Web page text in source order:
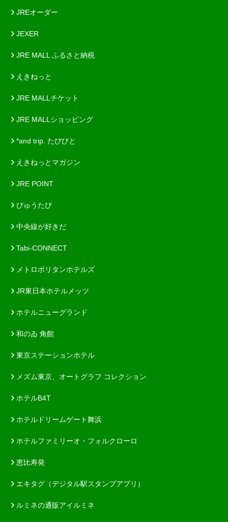
JREオーダー
JEXER
JRE MALL ふるさと納税
えきねっと
JRE MALLチケット
JRE MALLショッピング
*and trip. たびびと
えきねっとマガジン
JRE POINT
びゅうたび
中央線が好きだ
Tabi-CONNECT
メトロポリタンホテルズ
JR東日本ホテルメッツ
ホテルニューグランド
和のゐ 角館
東京ステーションホテル
メズム東京、オートグラフ コレクション
ホテルB4T
ホテルドリームゲート舞浜
ホテルファミリーオ・フォルクローロ
恵比寿発
エキタグ（デジタル駅スタンプアプリ）
ルミネの通販アイルミネ